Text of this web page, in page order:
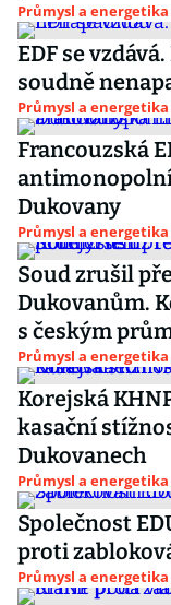
Průmysl a energetika
EDF se
soudně
Průmysl a energetika
Francouzská
Dukovany
Průmysl a energetika
Soud zrušil
Dukovanům. Korejci se už těší na spolupráci
s českým
Průmysl a energetika
Korejská
kasační
Dukovanech
Průmysl a energetika
Společnost
proti
Průmysl a energetika